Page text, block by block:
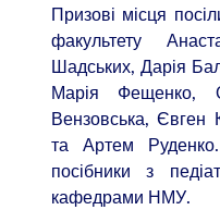
Призові місця
факультету
Шадських, Дарія
Марія Фещенко,
Вензовська, Євген
та Артем
посібники з
кафедрами НМУ.